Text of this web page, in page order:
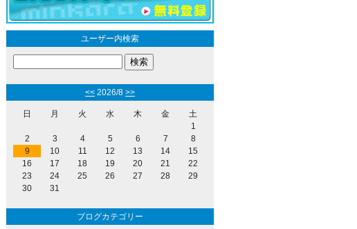
ユーザー内検索
<< 2026/8 >>
日 月 火 水 木 金
土
1
2
3 4 5 6 7
8
9
10 11 12 13 14
15
16
17 18 19 20 21
22
23
24 25 26 27 28
29
30
31
ブログカテゴリー